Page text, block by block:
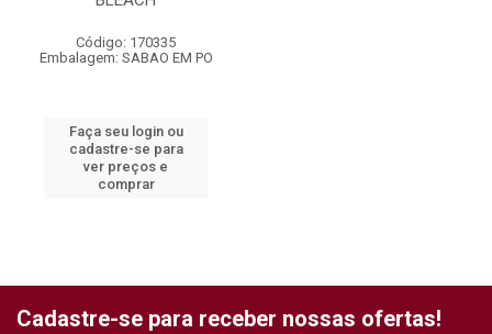
Código: 170335
Embalagem: SABAO EM PO
Faça seu login ou
cadastre-se para
ver preços e
comprar
Cadastre-se para receber nossas ofertas!